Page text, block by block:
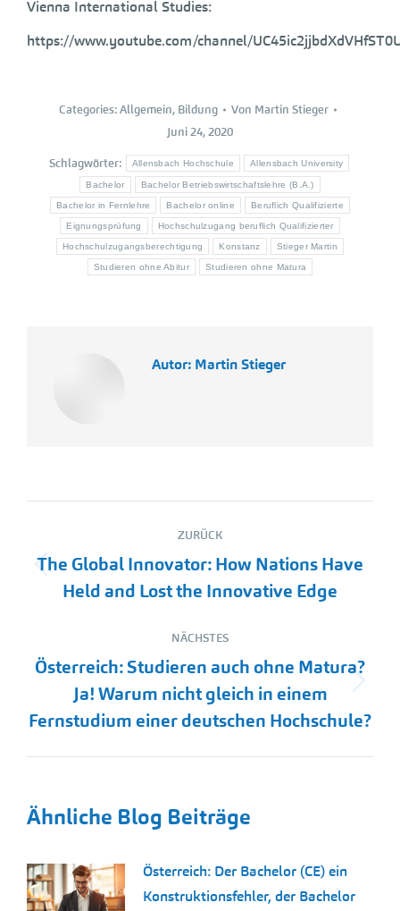
Vienna International Studies:
https://www.youtube.com/channel/
Categories:Allgemein, Bildung Von Martin Stieger
Juni 24, 2020
Schlagwörter: Allensbach Hochschule Allensbach University
Bachelor Bachelor Betriebswirtschaftslehre (B.A.)
Bachelor in Fernlehre Bachelor online Beruflich Qualifizierte
Eignungsprüfung Hochschulzugang beruflich Qualifizierter
Hochschulzugangsberechtigung Konstanz Stieger Martin
Studieren ohne Abitur Studieren ohne Matura
Autor: Martin Stieger
Kommentarnavigation
ZURÜCK
Vorheriger
Beitrag:
The Global Innovator: How Nations Have
Held and Lost the Innovative Edge
NÄCHSTES
Nächster
Beitrag:
Österreich: Studieren auch ohne Matura?
Ja! Warum nicht gleich in einem
Fernstudium einer deutschen Hochschule?
Ähnliche Blog Beiträge
Österreich: Der Bachelor (CE) ein
Konstruktionsfehler, der Bachelor